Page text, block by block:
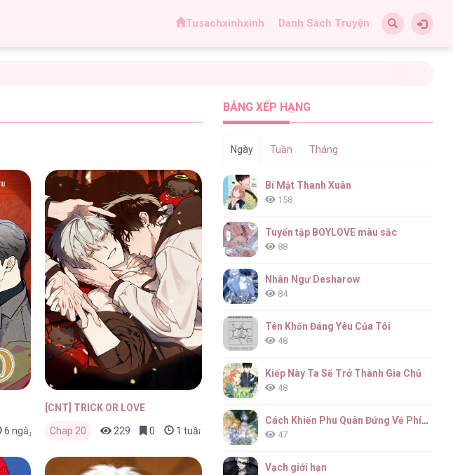
Tusachxinhxinh Danh Sách Truyện
6 ngày trước
[CNT] TRICK OR LOVE
Chap 20 229 0 1 tuần trước
BẢNG XẾP HẠNG
Ngày Tuần Tháng
Bí Mật Thanh Xuân
158
Tuyển tập BOYLOVE màu sắc
88
Nhân Ngư Desharow
84
Tên Khốn Đáng Yêu Của Tôi
48
Kiếp Này Ta Sẽ Trở Thành Gia Chủ
48
Cách Khiến Phu Quân Đứng Về Phía Tôi
47
Vạch giới hạn